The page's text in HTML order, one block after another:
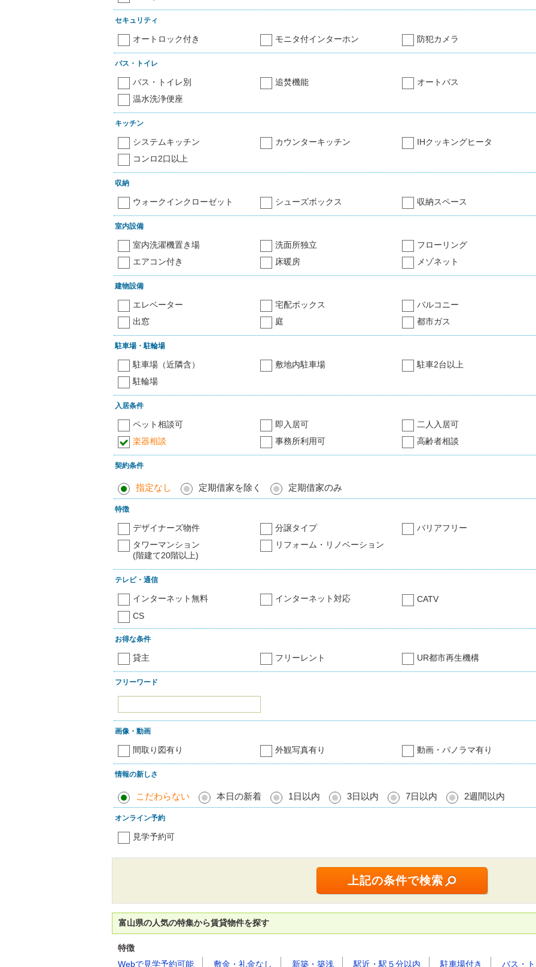
セキュリティ
オートロック付き モニタ付インターホン 防犯カメラ
バス・トイレ
バス・トイレ別 追焚機能 オートバス
温水洗浄便座
キッチン
システムキッチン カウンターキッチン IHクッキングヒータ
コンロ2口以上
収納
ウォークインクローゼット シューズボックス 収納スペース
室内設備
室内洗濯機置き場 洗面所独立 フローリング
エアコン付き
床暖房 メゾネット
建物設備
エレベーター 宅配ボックス バルコニー
出窓
庭 都市ガス
駐車場・駐輪場
駐車場（近隣含） 敷地内駐車場 駐車2台以上
駐輪場
入居条件
ペット相談可 即入居可 二人入居可
楽器相談
事務所利用可 高齢者相談
契約条件
指定なし 定期借家を除く 定期借家のみ
特徴
デザイナーズ物件 分譲タイプ バリアフリー
タワーマンション
(階建て20階以上)
リフォーム・リノベーション
テレビ・通信
インターネット無料 インターネット対応 CATV
CS
お得な条件
貸主 フリーレント UR都市再生機構
フリーワード
画像・動画
間取り図有り 外観写真有り 動画・パノラマ有り
情報の新しさ
こだわらない 本日の新着 1日以内 3日以内 7日以内 2週間以内
オンライン予約
見学予約可
富山県の人気の特集から賃貸物件を探す
特徴
Webで見学予約可能
敷金・礼金なし 新築・築浅 駅近・駅５分以内 駐車場付き バス・